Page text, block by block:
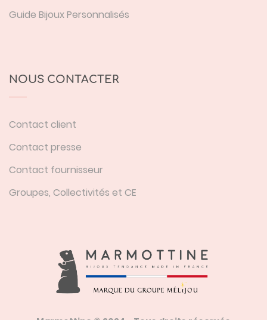
Guide Bijoux Personnalisés
NOUS CONTACTER
Contact client
Contact presse
Contact fournisseur
Groupes, Collectivités et CE